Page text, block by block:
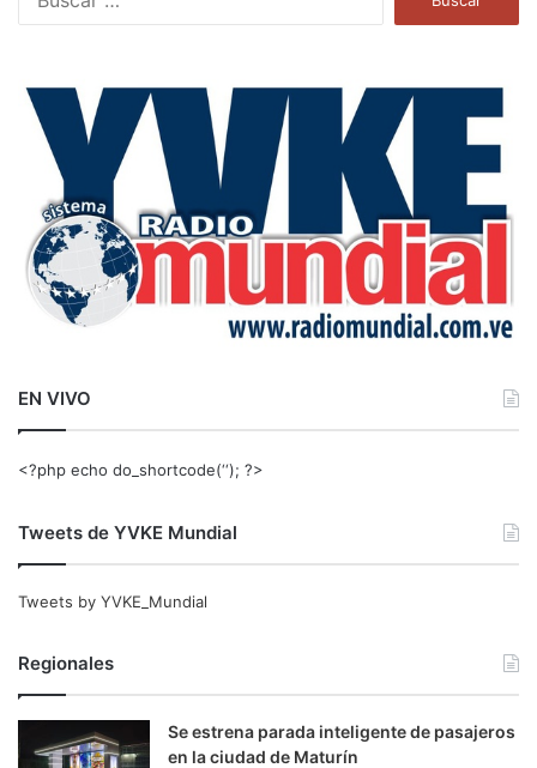
a
EN VIVO
<?php echo do_shortcode(‘‘); ?>
Tweets de YVKE Mundial
Tweets by YVKE_Mundial
Regionales
Se estrena parada inteligente de pasajeros
en la ciudad de Maturín